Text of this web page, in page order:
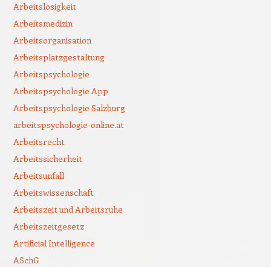
Arbeitslosigkeit
Arbeitsmedizin
Arbeitsorganisation
Arbeitsplatzgestaltung
Arbeitspsychologie
Arbeitspsychologie App
Arbeitspsychologie Salzburg
arbeitspsychologie-online.at
Arbeitsrecht
Arbeitssicherheit
Arbeitsunfall
Arbeitswissenschaft
Arbeitszeit und Arbeitsruhe
Arbeitszeitgesetz
Artificial Intelligence
ASchG